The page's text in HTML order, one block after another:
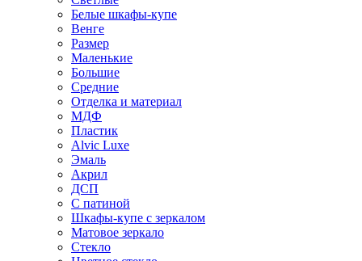
Белые шкафы-купе
Венге
Размер
Маленькие
Большие
Средние
Отделка и материал
МДФ
Пластик
Alvic Luxe
Эмаль
Акрил
ДСП
С патиной
Шкафы-купе с зеркалом
Матовое зеркало
Стекло